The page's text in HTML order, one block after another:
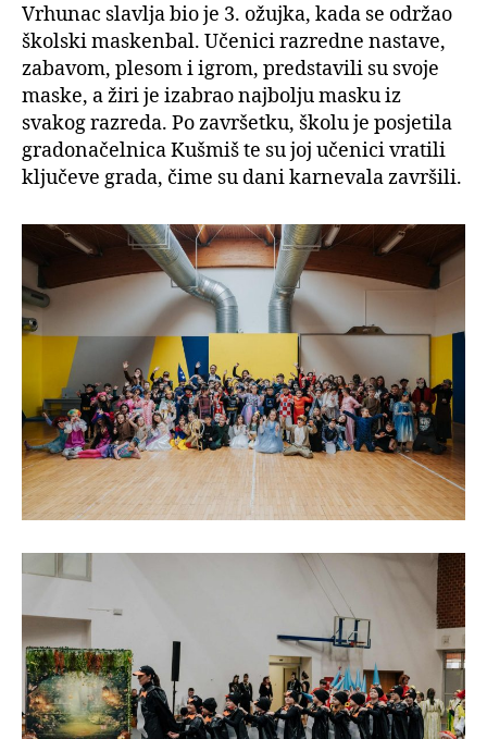
Vrhunac slavlja bio je 3. ožujka, kada se održao
školski maskenbal. Učenici razredne nastave,
zabavom, plesom i igrom, predstavili su svoje
maske, a žiri je izabrao najbolju masku iz
svakog razreda. Po završetku, školu je posjetila
gradonačelnica Kušmiš te su joj učenici vratili
ključeve grada, čime su dani karnevala završili.